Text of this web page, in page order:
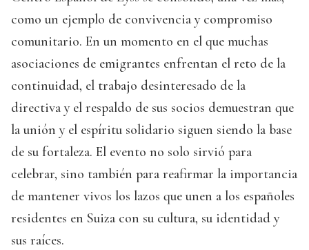
como un ejemplo de convivencia y compromiso
comunitario. En un momento en el que muchas
asociaciones de emigrantes enfrentan el reto de la
continuidad, el trabajo desinteresado de la
directiva y el respaldo de sus socios demuestran que
la unión y el espíritu solidario siguen siendo la base
de su fortaleza. El evento no solo sirvió para
celebrar, sino también para reafirmar la importancia
de mantener vivos los lazos que unen a los españoles
residentes en Suiza con su cultura, su identidad y
sus raíces.